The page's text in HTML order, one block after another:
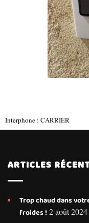
Interphone : CARRIER
ARTICLES
Trop chaud dans
froides ! 2 août 2024